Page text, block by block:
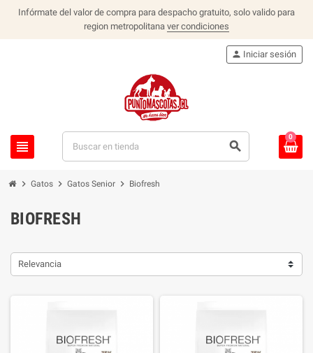
Infórmate del valor de compra para despacho gratuito, solo valido para
region metropolitana ver condiciones
view_headline search
person Iniciar sesión
0
chevron_right Gatos chevron_right Gatos Senior chevron_right Biofresh
BIOFRESH
Relevancia